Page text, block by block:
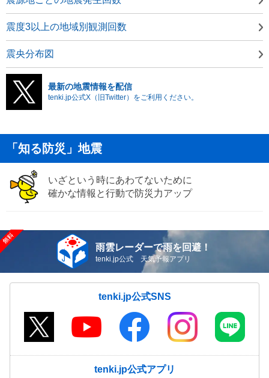
震度3以上の地域別観測回数
震央分布図
最新の地震情報を配信
tenki.jp公式X（旧Twitter）をご利用ください。
「知る防災」地震
いざという時にあわてないために
確かな情報と行動で防災力アップ
雨雲レーダーで雨を回避！
tenki.jp公式 天気予報アプリ
tenki.jp公式SNS
tenki.jp公式アプリ